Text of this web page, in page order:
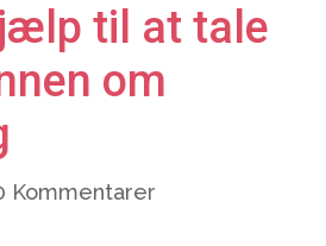
til at tale
om
Kommentarer